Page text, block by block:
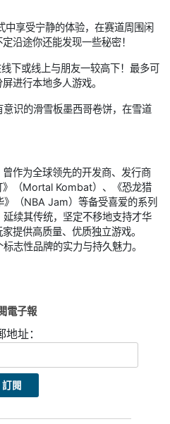
中享受宁静的体验，在赛道周围闲
沿途你还能发现一些秘密！
线下或线上与朋友一较高下！最多可
进行本地多人游戏。
意识的滑雪板墨西哥卷饼，在雪道
作为全球领先的开发商、发行商
》（Mortal Kombat）、《恐龙猎
（NBA Jam）等备受喜爱的系列
续其传统，坚定不移地支持才华
提供高质量、优质独立游戏。
志性品牌的实力与持久魅力。
電子報
地址：